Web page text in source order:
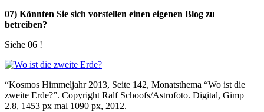
07) Könnten Sie sich vorstellen einen eigenen Blog zu
betreiben?
Siehe 06 !
“Kosmos Himmeljahr 2013, Seite 142, Monatsthema “Wo ist die
zweite Erde?”. Copyright Ralf Schoofs/Astrofoto. Digital, Gimp
2.8, 1453 px mal 1090 px, 2012.